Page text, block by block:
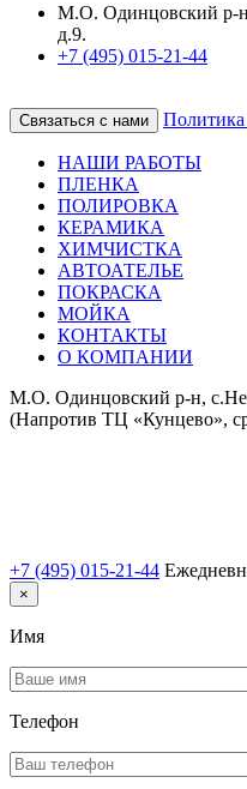
М.О. Одинцовский р-
д.9.
+7 (495) 015-21-44
Связаться с нами Политика
НАШИ РАБОТЫ
ПЛЕНКА
ПОЛИРОВКА
КЕРАМИКА
ХИМЧИСТКА
АВТОАТЕЛЬЕ
ПОКРАСКА
МОЙКА
КОНТАКТЫ
О КОМПАНИИ
М.О. Одинцовский р-н,
(Напротив ТЦ «Кунцево»,
+7 (495) 015-21-44
×
Имя
Телефон